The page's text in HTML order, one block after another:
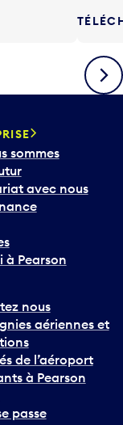
sommes
avec nous
à Pearson
nous
aériennes et
de l’aéroport
à Pearson
passe